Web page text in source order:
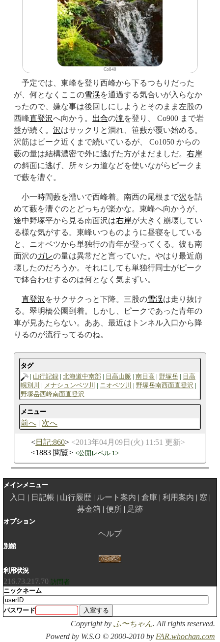
Co840
予定では、東峰を登り西峰から下るつもりだった
が、何となくここの雪渓を通過する気合いが入らなか
ったので、嫌な事は後回しにしようとそのまま左股の
西峰直登沢へ向かう。 出合の滝を登り、 Co900 まで岩
盤が続く。 沢はサックリと涸れ、笹藪が覆い始める。
沢筋はピーク近くまで続いているが、 Co1050 からの
藪の量は結構濃密で外に逃げた方がまだましだ。 右岸
の斜面に逃げ、所々シカ道などを使いながらピークま
で藪を漕ぐ。
小一時間藪を漕いで西峰着。南西の尾根まで沢 を詰
めて藪を漕ぐのとどっちが楽かな。東峰へ向かうが、
途中野塚平から見る南面沢は右岸が大きく崩壊してい
る様な気がする。東峰いつものように昼寝をしている
と、ニオベツから単独行の青年が登ってくる。彼も南
面沢のガレの量は異常だと言っていた。やはり最近崩
壊したのだろうか。それにしても単独行同士がピーク
で鉢合わせするのは何となく気まずい。
直登沢 をサクサクっと下降。三股の雪渓は走り抜け
る。翠明橋公園到着。しかし、ピークであった青年の
車が見あたらない。ああ、最近はトンネル入口から降
りるのが流行ってるのね。
タグ
山行記録 北海道中南部 日高山脈 南日高 野塚岳
日高
幌別川
メナシュンベツ川 ニオベツ川
野塚岳南西面直登沢
野塚岳西峰南面直登沢
メニュー
前へ 次へ
日記:860
2013年04月09日(火) 11:51 更新
1883 閲覧
公開レベル 1
メインメニュー
入口 日記帳 山行履歴 ルート案内 倉庫 利用案内
窓
募金箱
便所 足跡
オプション
ヘルプ
別館
利用状況
216.73.217.70 訪問者
ニックネーム
パスワード
Copyright by ふ〜ちゃん. All rights reserved.
Powerd by W.S.O © 2000-2010 by FAR.whochan.com